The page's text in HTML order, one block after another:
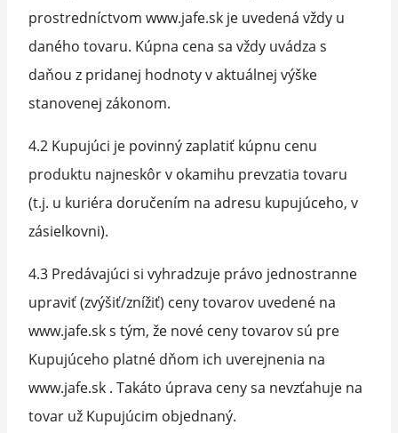
prostredníctvom www.jafe.sk je uvedená vždy u
daného tovaru. Kúpna cena sa vždy uvádza s
daňou z pridanej hodnoty v aktuálnej výške
stanovenej zákonom.
4.2 Kupujúci je povinný zaplatiť kúpnu cenu
produktu najneskôr v okamihu prevzatia tovaru
(t.j. u kuriéra doručením na adresu kupujúceho, v
zásielkovni).
4.3 Predávajúci si vyhradzuje právo jednostranne
upraviť (zvýšiť/znížiť) ceny tovarov uvedené na
www.jafe.sk s tým, že nové ceny tovarov sú pre
Kupujúceho platné dňom ich uverejnenia na
www.jafe.sk . Takáto úprava ceny sa nevzťahuje na
tovar už Kupujúcim objednaný.